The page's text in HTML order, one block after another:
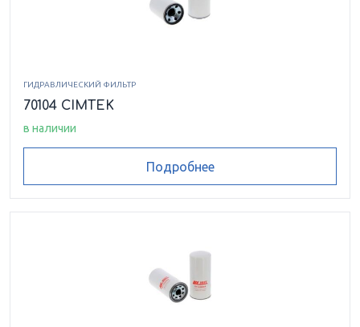
ГИДРАВЛИЧЕСКИЙ ФИЛЬТР
70104 CIMTEK
в наличии
Подробнее